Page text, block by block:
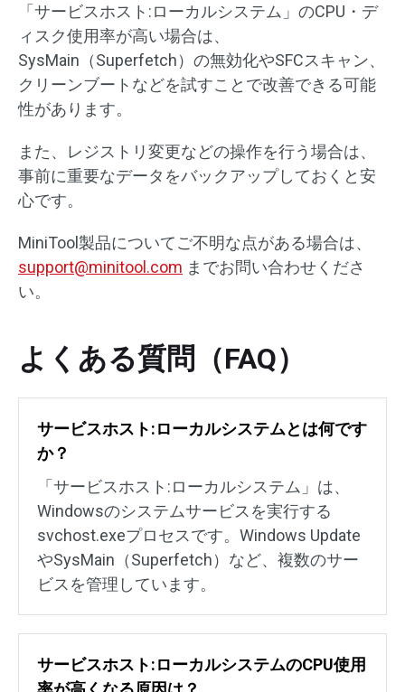
「サービスホスト:ローカルシステム」のCPU・デ
ィスク使用率が高い場合は、
SysMain（Superfetch）の無効化やSFCスキャン、
クリーンブートなどを試すことで改善できる可能
性があります。
また、レジストリ変更などの操作を行う場合は、
事前に重要なデータをバックアップしておくと安
心です。
MiniTool製品についてご不明な点がある場合は、
support@minitool.com までお問い合わせくださ
い。
よくある質問（FAQ）
サービスホスト:ローカルシステムとは何です
か？
「サービスホスト:ローカルシステム」は、
Windowsのシステムサービスを実行する
svchost.exeプロセスです。Windows Update
やSysMain（Superfetch）など、複数のサー
ビスを管理しています。
サービスホスト:ローカルシステムのCPU使用